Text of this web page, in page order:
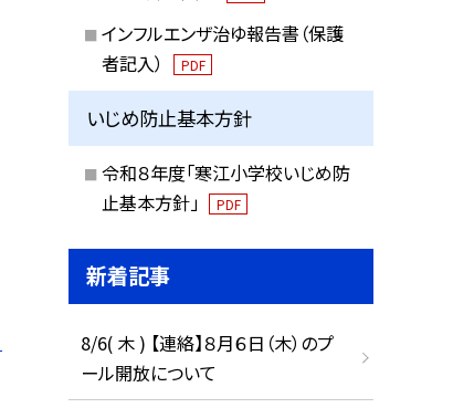
インフルエンザ治ゆ報告書（保護
者記入）
PDF
いじめ防止基本方針
令和８年度「寒江小学校いじめ防
止基本方針」
PDF
新着記事
8/6( 木 ) 【連絡】８月６日（木）のプ
ール開放について